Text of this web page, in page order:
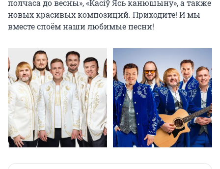
полчаса до весны», «Касiў Ясь канюшыну», а также
новых красивых композиций. Приходите! И мы
вместе споём наши любимые песни!